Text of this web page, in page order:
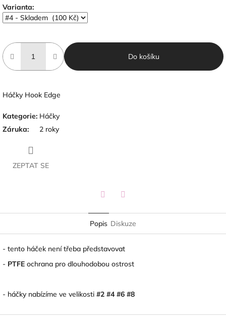
Varianta:
Do košíku
Háčky Hook Edge
Kategorie: Háčky
Záruka: 2 roky
ZEPTAT SE
Popis Diskuze
- tento háček není třeba představovat
- PTFE ochrana pro dlouhodobou ostrost
- háčky nabízíme ve velikosti #2 #4 #6 #8